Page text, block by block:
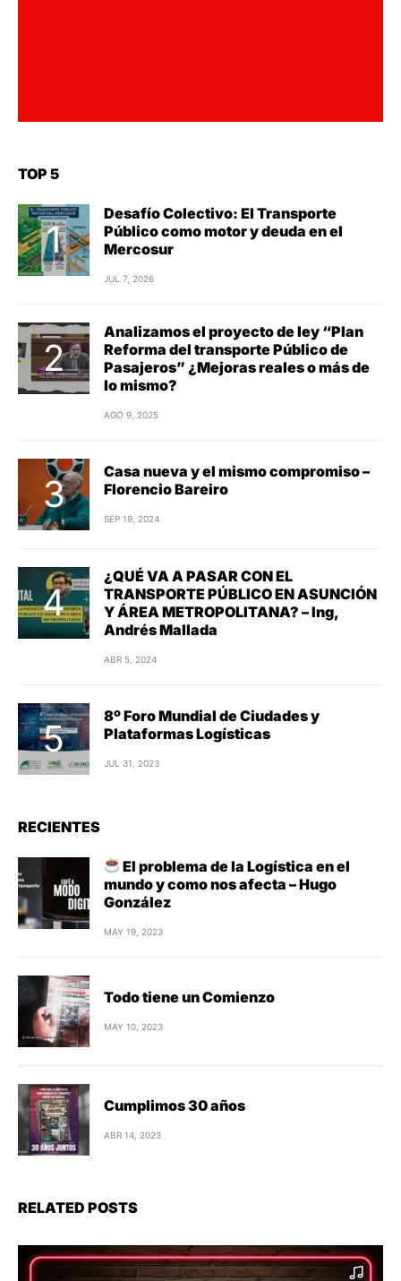
TOP 5
Desafío Colectivo: El Transporte
Público como motor y deuda en el
Mercosur
JUL 7, 2026
Analizamos el proyecto de ley “Plan
Reforma del transporte Público de
Pasajeros” ¿Mejoras reales o más de
lo mismo?
AGO 9, 2025
Casa nueva y el mismo compromiso –
Florencio Bareiro
SEP 19, 2024
¿QUÉ VA A PASAR CON EL
TRANSPORTE PÚBLICO EN ASUNCIÓN
Y ÁREA METROPOLITANA? – Ing,
Andrés Mallada
ABR 5, 2024
8º Foro Mundial de Ciudades y
Plataformas Logísticas
JUL 31, 2023
RECIENTES
El problema de la Logística en el
mundo y como nos afecta – Hugo
González
MAY 19, 2023
Todo tiene un Comienzo
MAY 10, 2023
Cumplimos 30 años
ABR 14, 2023
RELATED POSTS